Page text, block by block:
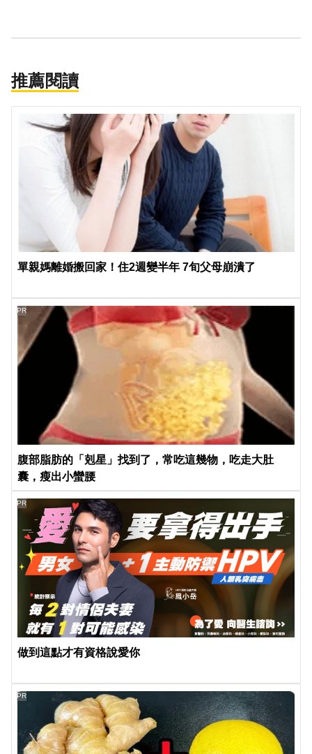
推薦閱讀
單親媽離婚搬回家！住2週變半年 7旬父母崩潰了
腹部脂肪的「剋星」找到了，常吃這幾物，吃走大肚
囊，瘦出小蠻腰
PR
做到這點才有資格說愛你
PR
PR